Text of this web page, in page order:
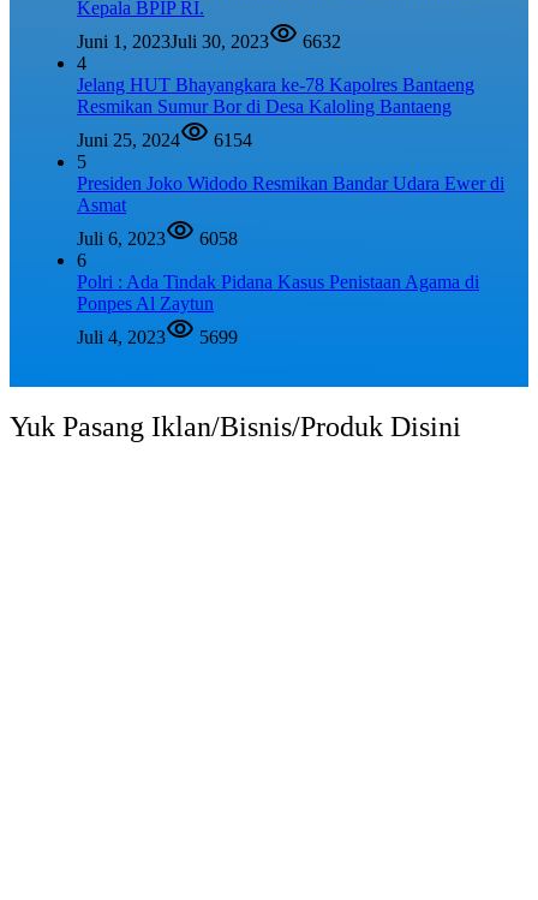
Kepala BPIP RI.
Juni 1, 2023Juli 30, 2023
6632
4
Jelang HUT Bhayangkara ke-78 Kapolres Bantaeng
Resmikan Sumur Bor di Desa Kaloling Bantaeng
Juni 25, 2024
6154
5
Presiden Joko Widodo Resmikan Bandar Udara Ewer di
Asmat
Juli 6, 2023
6058
6
Polri : Ada Tindak Pidana Kasus Penistaan Agama di
Ponpes Al Zaytun
Juli 4, 2023
5699
Yuk Pasang Iklan/Bisnis/Produk Disini